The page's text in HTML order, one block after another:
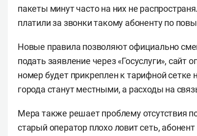
пакеты минут часто на них не
платили за звонки такому абоненту по
Новые правила позволяют официально
подать заявление через «Госуслуги», сайт
номер будет прикреплен к тарифной сетке
города станут местными, а расходы на
Мера также решает проблему отсутствия
старый оператор плохо ловит сеть,